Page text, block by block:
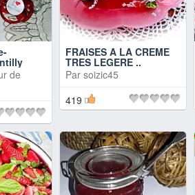
de
FRAISES A LA CREME
TRES LEGERE ..
Par soizic45
419